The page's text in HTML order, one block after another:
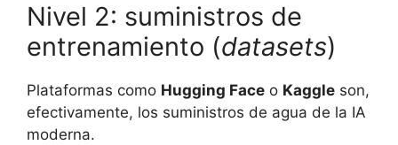
Nivel 2: suministros de
entrenamiento (datasets)
Plataformas como Hugging Face o Kaggle son,
efectivamente, los suministros de agua de la IA
moderna.